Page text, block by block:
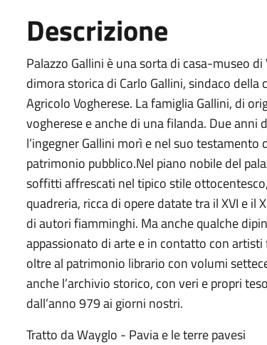
Descrizione
Palazzo Gallini è una sorta di casa-museo
dimora storica di Carlo Gallini, sindaco
Agricolo Vogherese. La famiglia Gallini, di
vogherese e anche di una filanda. Due
l’ingegner Gallini morì e nel suo
patrimonio pubblico.Nel piano nobile del
soffitti affrescati nel tipico stile
quadreria, ricca di opere datate tra il XVI e il
di autori fiamminghi. Ma anche qualche
appassionato di arte e in contatto con artisti
oltre al patrimonio librario con volumi
anche l’archivio storico, con veri e propri
dall’anno 979 ai giorni nostri.
Tratto da Wayglo - Pavia e le terre pavesi